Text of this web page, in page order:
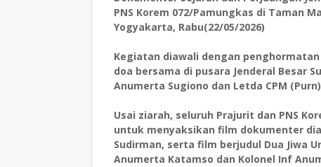
PNS Korem 072/Pamungkas di Taman
Yogyakarta, Rabu(22/05/2026)
Kegiatan diawali dengan
doa bersama di pusara Jenderal Besar
Anumerta Sugiono dan Letda CPM
Usai ziarah, seluruh Prajurit dan PNS
untuk menyaksikan film dokumenter
Sudirman, serta film berjudul Dua Jiwa
Anumerta Katamso dan Kolonel Inf